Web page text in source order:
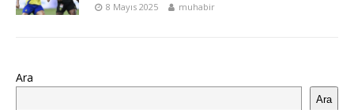
8 Mayıs 2025 muhabir
Ara
Ara